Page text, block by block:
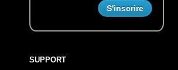
SUPPORT